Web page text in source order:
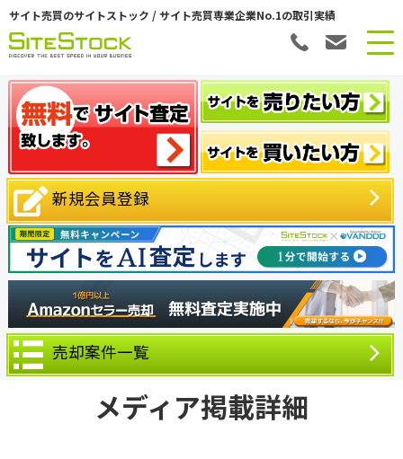
サイト売買のサイトストック / サイト売買専業企業No.1の取引実績
新規会員登録
売却案件一覧
メディア掲載詳細